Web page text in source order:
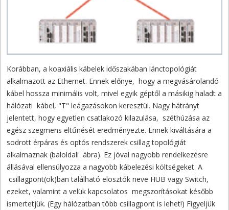
Korábban, a koaxiális kábelek időszakában lánctopológiát
alkalmazott az Ethernet. Ennek előnye, hogy a megvásárolandó
kábel hossza minimális volt, mivel egyik géptől a másikig haladt a
hálózati kábel, "T" leágazásokon keresztül. Nagy hátrányt
jelentett, hogy egyetlen csatlakozó kilazulása, széthúzása az
egész szegmens eltűnését eredményezte. Ennek kiváltására a
sodrott érpáras és optós rendszerek csillag topológiát
alkalmaznak (baloldali ábra). Ez jóval nagyobb rendelkezésre
állásával ellensúlyozza a nagyobb kábelezési költségeket. A
csillagpont(ok)ban található elosztók neve HUB vagy Switch,
ezeket, valamint a velük kapcsolatos megszorításokat később
ismertetjük. (Egy hálózatban több csillagpont is lehet!) Figyeljük